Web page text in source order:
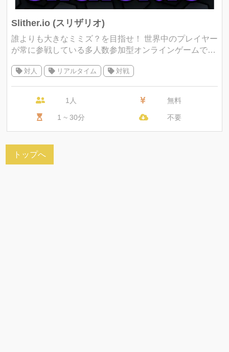
Slither.io (スリザリオ)
誰よりも大きなミミズ？を目指せ！ 世界中のプレイヤー
が常に参戦している多人数参加型オンラインゲームで
アで競い合います。 制限時間は
対人 リアルタイム 対戦
1人 無料
1 ~ 30分 不要
トップへ